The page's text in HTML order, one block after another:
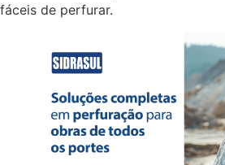
fáceis de perfurar.